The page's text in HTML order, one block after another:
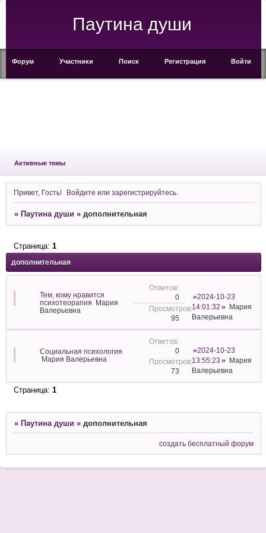
Паутина души
Форум Участники Поиск Регистрация Войти
Активные темы
Привет, Гость! Войдите илизарегистрируйтесь
» Паутина души » дополнительная
дополнительная
Страница: 1
Тем, кому нравится
психотеорапия
Мария
Валерьевна
0
95
2024-10-23
14:01:32
Мария
Валерьевна
Социальная психология
Мария Валерьевна
0
73
2024-10-23
13:55:23
Мария
Валерьевна
Страница: 1
» Паутина души » дополнительная
создать бесплатный форум